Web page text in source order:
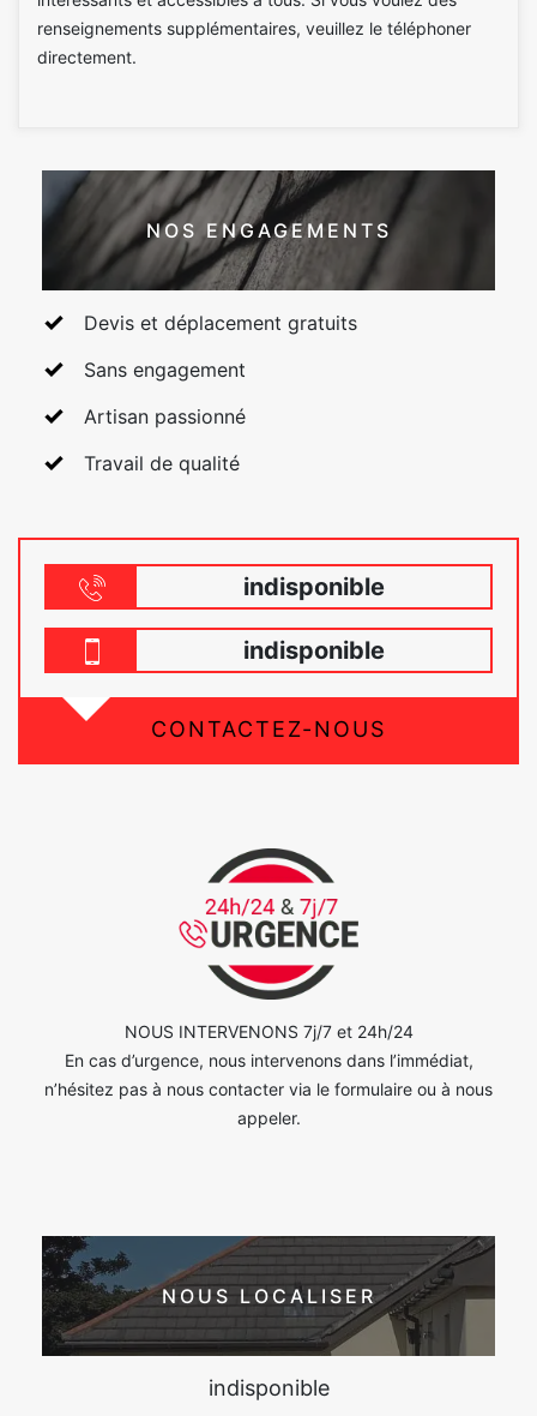
renseignements supplémentaires, veuillez le téléphoner
directement.
NOS ENGAGEMENTS
Devis et déplacement gratuits
Sans engagement
Artisan passionné
Travail de qualité
indisponible
indisponible
CONTACTEZ-NOUS
NOUS INTERVENONS 7j/7 et 24h/24
En cas d’urgence, nous intervenons dans l’immédiat,
n’hésitez pas à nous contacter via le formulaire ou à nous
appeler.
NOUS LOCALISER
indisponible